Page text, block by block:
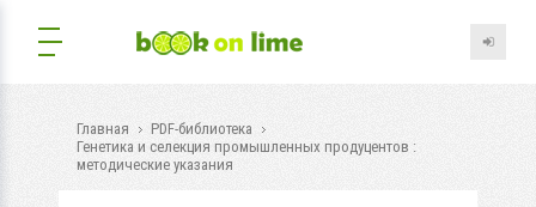
Главная
PDF-библиотека
Генетика и селекция промышленных продуцентов :
методические указания